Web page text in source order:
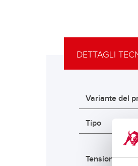
DETTAGLI
Variante del
Tipo
Tensione